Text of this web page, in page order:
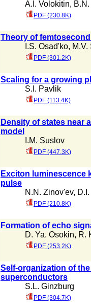
A.I. Volokitin,
PDF (230.8K)
Theory of
I.S. Osad'ko, M.V.
PDF (301.2K)
Scaling for a growing
S.I. Pavlik
PDF (113.4K)
Density of states near
model
I.M. Suslov
PDF (447.3K)
Exciton luminescence
pulse
N.N. Zinov'ev,
PDF (210.8K)
Formation of echo
D. Ya. Osokin, R.
PDF (253.2K)
Self-organization of
superconductors
S.L. Ginzburg
PDF (304.7K)